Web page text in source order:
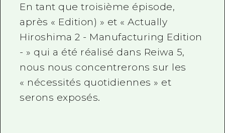
En tant que troisième épisode,
après « Edition) » et « Actually
Hiroshima 2 - Manufacturing Edition
- » qui a été réalisé dans Reiwa 5,
nous nous concentrerons sur les
« nécessités quotidiennes » et
serons exposés.